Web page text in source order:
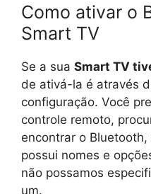
Como ativar o
Smart TV
Se a sua Smart TV
de ativá-la é através
configuração. Você
controle remoto,
encontrar o
possui nomes e
não possamos
um.